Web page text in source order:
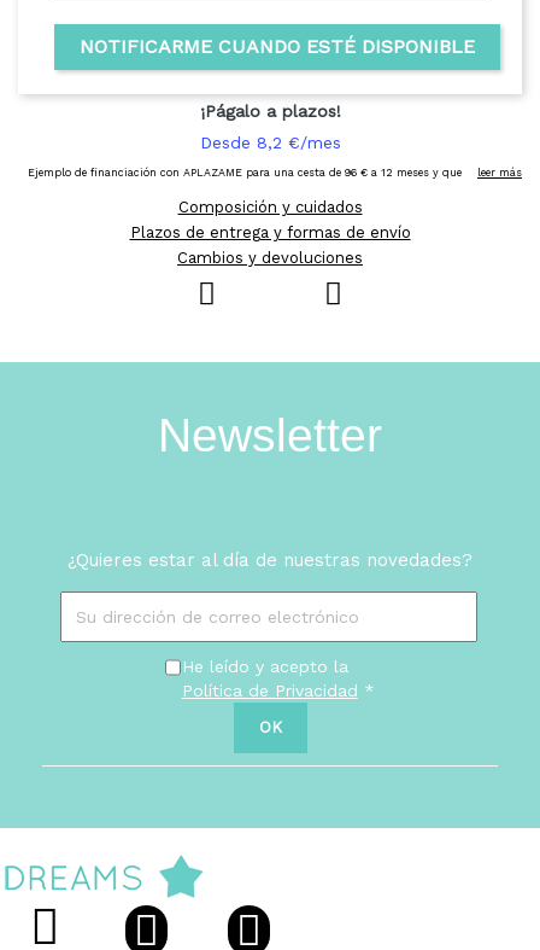
NOTIFICARME CUANDO ESTÉ DISPONIBLE
Composición y cuidados
Plazos de entrega y formas de envío
Cambios y devoluciones
Newsletter
¿Quieres estar al día de nuestras novedades?
He leído y acepto la
Política de Privacidad *